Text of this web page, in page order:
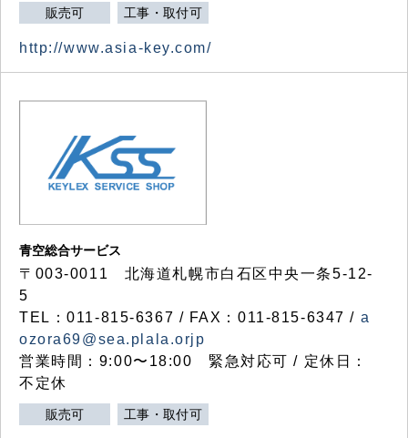
販売可 工事・取付可
http://www.asia-key.com/
青空総合サービス
〒003-0011 北海道札幌市白石区中央一条5-12-
5
TEL：011-815-6367 / FAX：011-815-6347 / a
ozora69@sea.plala.orjp
営業時間：9:00〜18:00 緊急対応可 / 定休日：
不定休
販売可 工事・取付可